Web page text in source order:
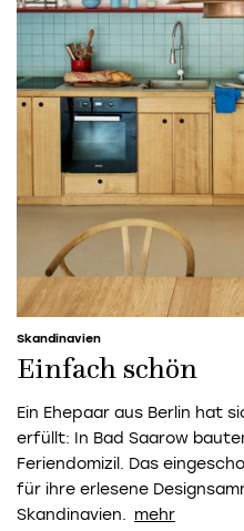
Skandinavien
Einfach schön
Ein Ehepaar aus Berlin hat
erfüllt: In Bad Saarow
Feriendomizil. Das
für ihre erlesene
Skandinavien.